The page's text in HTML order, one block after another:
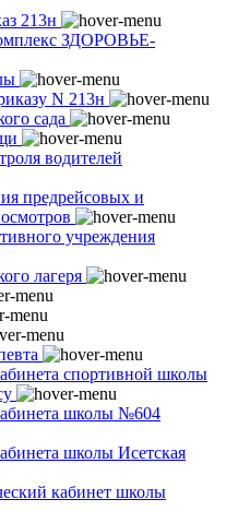
213н
ЗДОРОВЬЕ-
N 213н
сада
водителей
предрейсовых и
учреждения
лагеря
спортивной школы
школы №604
школы Исетская
кабинет школы